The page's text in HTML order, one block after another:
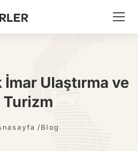
İmar Ulaştırma ve
Turizm
Blog